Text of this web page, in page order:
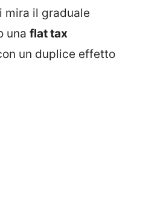
mira il graduale
una flat tax
un duplice effetto